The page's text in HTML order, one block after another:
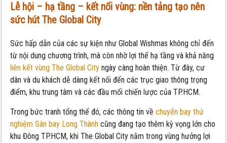
Lễ hội – hạ tầng – kết nối vùng: nền tảng tạo nên
sức hút The Global City
Sức hấp dẫn của các sự kiện như Global Wishmas không chỉ đến
từ nội dung chương trình, mà còn nhờ lợi thế hạ tầng và khả năng
liên kết vùng The Global City ngày càng hoàn thiện. Từ đây, cư
dân và du khách dễ dàng kết nối đến các trục giao thông trọng
điểm, khu trung tâm và các đầu mối chiến lược của TP.HCM.
Trong bức tranh tổng thể đó, các thông tin vềchuyến bay thử
nghiệm Sân bay Long Thành cũng đang tạo thêm kỳ vọng lớn cho
khu Đông TP.HCM, khi The Global City nằm trong vùng hưởng lợi